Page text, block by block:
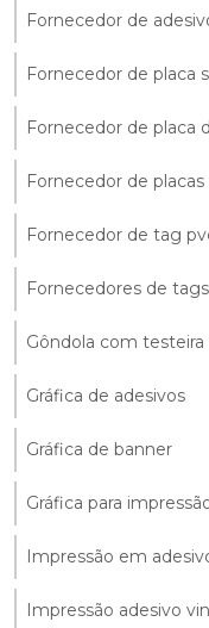
Fornecedor de
Fornecedor de placa
Fornecedor de placa
Fornecedor de
Fornecedor de tag
Fornecedores de
Gôndola com testeira
Gráfica de adesivos
Gráfica de banner
Gráfica para
Impressão em
Impressão adesivo